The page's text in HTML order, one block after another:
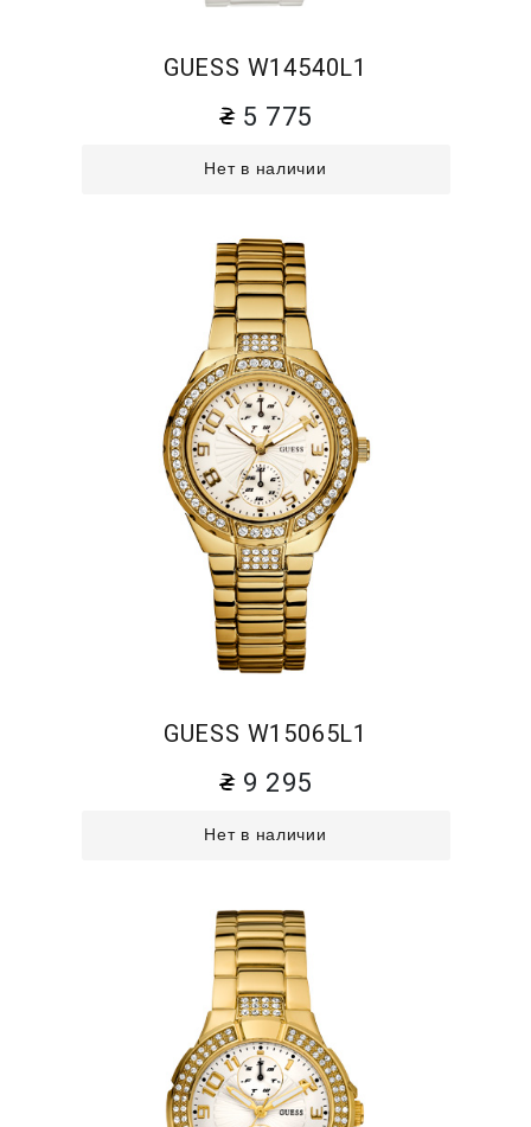
GUESS W14540L1
5 775
Нет в наличии
GUESS W15065L1
9 295
Нет в наличии